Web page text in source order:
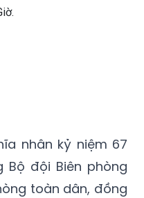
nhân kỷ niệm 67
Bộ đội Biên phòng
toàn dân, đồng